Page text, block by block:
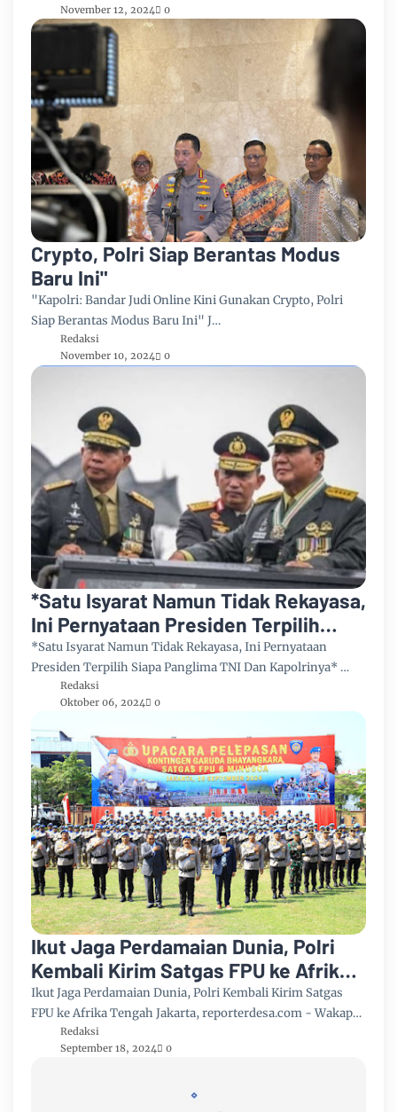
November 12, 2024
0
Crypto, Polri Siap Berantas Modus
Baru Ini"
"Kapolri: Bandar Judi Online Kini Gunakan Crypto, Polri
Siap Berantas Modus Baru Ini" J…
Redaksi
November 10, 2024
0
*Satu Isyarat Namun Tidak Rekayasa,
Ini Pernyataan Presiden Terpilih
Siapa Panglima TNI Dan Kapolrinya*
*Satu Isyarat Namun Tidak Rekayasa, Ini Pernyataan
Presiden Terpilih Siapa Panglima TNI Dan Kapolrinya* …
Redaksi
Oktober 06, 2024
0
Ikut Jaga Perdamaian Dunia, Polri
Kembali Kirim Satgas FPU ke Afrika
Tengah
Ikut Jaga Perdamaian Dunia, Polri Kembali Kirim Satgas
FPU ke Afrika Tengah Jakarta, reporterdesa.com - Wakap…
Redaksi
September 18, 2024
0